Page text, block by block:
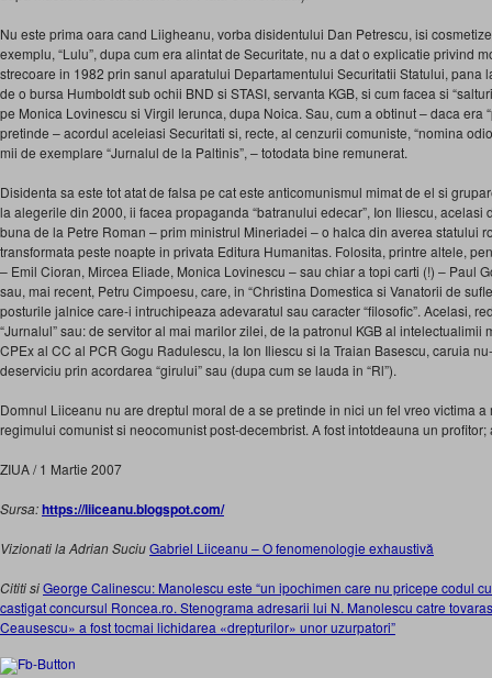
Nu este prima oara cand Liigheanu, vorba disidentului Dan Petrescu, isi
exemplu, “Lulu”, dupa cum era alintat de Securitate, nu a dat o explicatie privind
strecoare in 1982 prin sanul aparatului Departamentului Securitatii Statului, pana
de o bursa Humboldt sub ochii BND si STASI, servanta KGB, si cum facea si
pe Monica Lovinescu si Virgil Ierunca, dupa Noica. Sau, cum a obtinut – daca era
pretinde – acordul aceleiasi Securitati si, recte, al cenzurii comuniste, “nomina
mii de exemplare “Jurnalul de la Paltinis”, – totodata bine remunerat.
Disidenta sa este tot atat de falsa pe cat este anticomunismul mimat de el si
la alegerile din 2000, ii facea propaganda “batranului edecar”, Ion Iliescu, acelasi
buna de la Petre Roman – prim ministrul Mineriadei – o halca din averea statului
transformata peste noapte in privata Editura Humanitas. Folosita, printre altele,
– Emil Cioran, Mircea Eliade, Monica Lovinescu – sau chiar a topi carti (!) – Paul
sau, mai recent, Petru Cimpoesu, care, in “Christina Domestica si Vanatorii de
posturile jalnice care-i intruchipeaza adevaratul sau caracter “filosofic”. Acelasi,
“Jurnalul” sau: de servitor al mai marilor zilei, de la patronul KGB al intelectualimii
CPEx al CC al PCR Gogu Radulescu, la Ion Iliescu si la Traian Basescu, caruia
deserviciu prin acordarea “girului” sau (dupa cum se lauda in “Rl”).
Domnul Liiceanu nu are dreptul moral de a se pretinde in nici un fel vreo victima
regimului comunist si neocomunist post-decembrist. A fost intotdeauna un profitor;
ZIUA / 1 Martie 2007
Sursa:https://liiceanu.blogspot.com/
Vizionati la Adrian SuciuGabriel Liiceanu – O fenomenologie exhaustivă
Cititi siGeorge Calinescu: Manolescu este “un ipochimen care nu pricepe codul
castigat concursul Roncea.ro. Stenograma adresarii lui N. Manolescu catre
Ceausescu» a fost tocmai lichidarea «drepturilor» unor uzurpatori”